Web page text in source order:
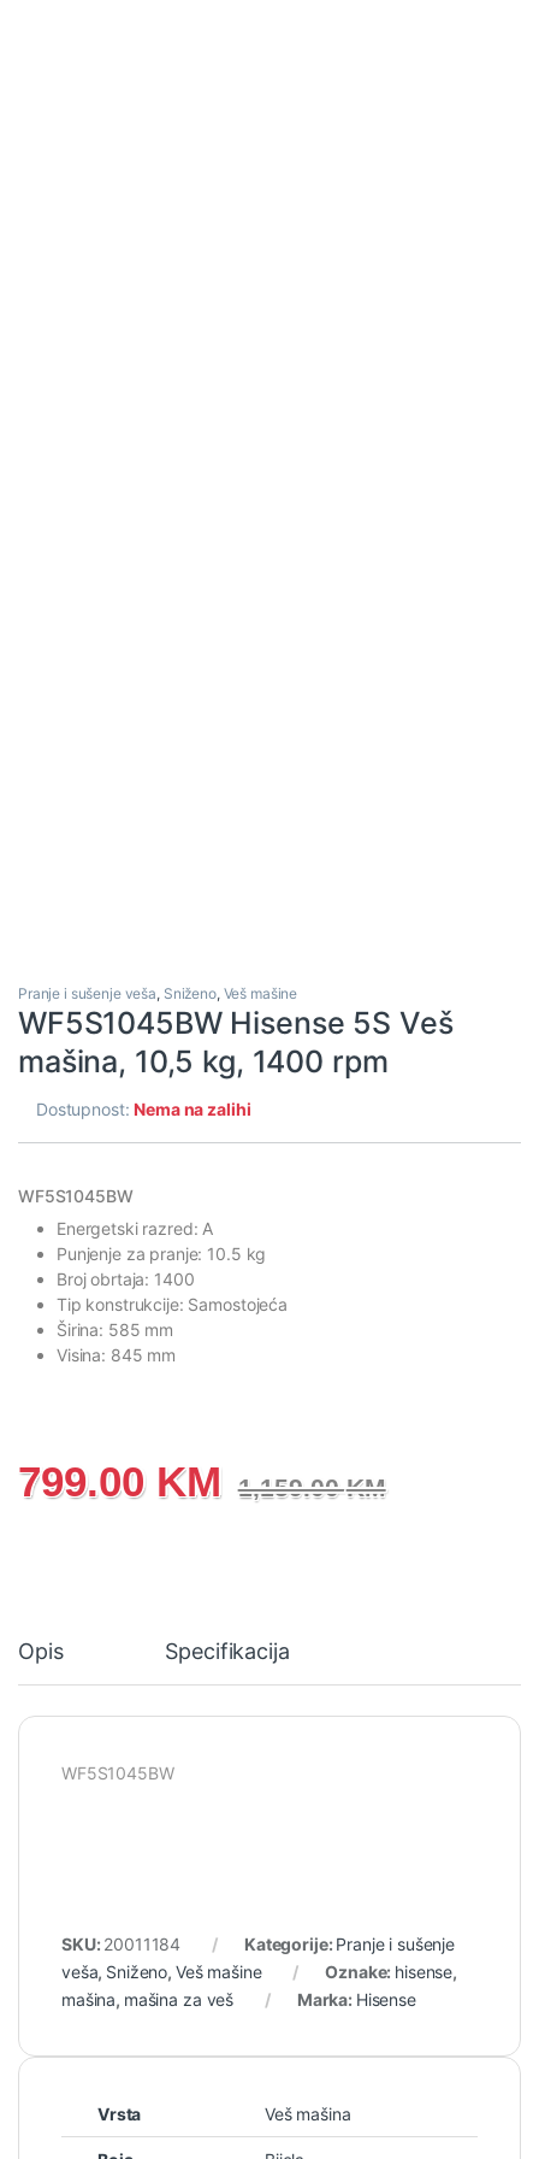
Pranje i sušenje veša, Sniženo, Veš mašine
WF5S1045BW Hisense 5S Veš
mašina, 10,5 kg, 1400 rpm
Dostupnost:Nema na zalihi
WF5S1045BW
Energetski razred: A
Punjenje za pranje: 10.5 kg
Broj obrtaja: 1400
Tip konstrukcije: Samostojeća
Širina: 585 mm
Visina: 845 mm
799.00 KM 1,159.00KM
Opis Specifikacija
WF5S1045BW
SKU: 20011184 Kategorije: Pranje i sušenje
veša, Sniženo, Veš mašine Oznake: hisense,
mašina, mašina za veš Marka: Hisense
Vrsta Veš mašina